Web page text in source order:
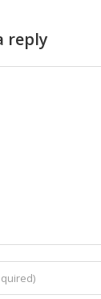
reply